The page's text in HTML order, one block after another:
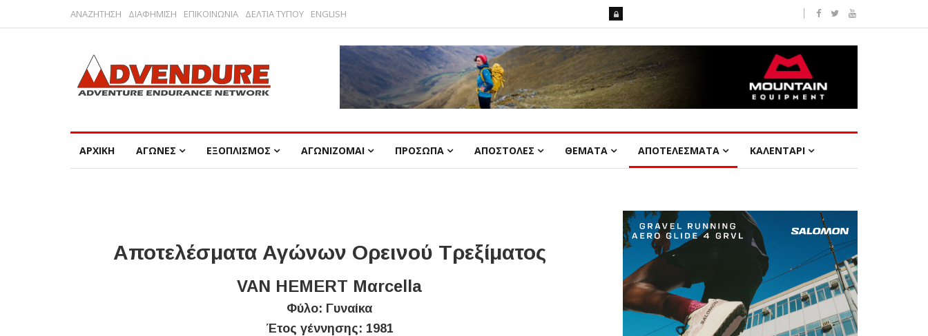
ΑΝΑΖΗΤΗΣΗ ΔΙΑΦΗΜΙΣΗ ΕΠΙΚΟΙΝΩΝΙΑ ΔΕΛΤΙΑ ΤΥΠΟΥ ENGLISH
ΑΡΧΙΚΗ ΑΓΩΝΕΣ ΕΞΟΠΛΙΣΜΟΣ ΑΓΩΝΙΖΟΜΑΙ ΠΡΟΣΩΠΑ ΑΠΟΣΤΟΛΕΣ ΘΕΜΑΤΑ ΑΠΟΤΕΛΕΣΜΑΤΑ ΚΑΛΕΝΤΑΡΙ
Αποτελέσματα Αγώνων Ορεινού Τρεξίματος
VAN HEMERT Μαrcella
Φύλο: Γυναίκα
Έτος γέννησης: 1981